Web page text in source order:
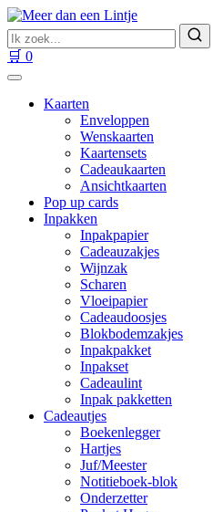
Ga
naar
inhoud
Zoek
naar
producten
🛒 0
Kaarten
Enveloppen
Wenskaarten
Kaartensets
Cadeaukaarten
Ansichtkaarten
Pop up cards
Inpakken
Inpakpapier
Cadeauzakjes
Wijnzak
Scharen
Vloeipapier
Cadeaudoosjes
Blokbodemzakjes
Inpakpakket
Inpakset
Cadeaulint
Inpak pakketten
Cadeautjes
Boekenlegger
Hartjes
Juf/Meester
Notitieboek-blok
Onderzetter